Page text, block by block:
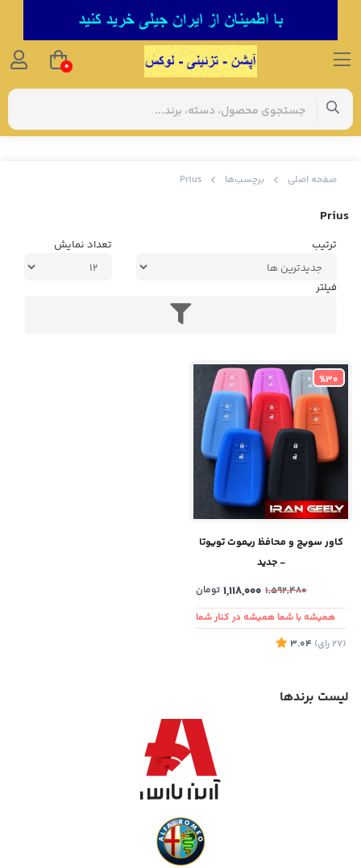
صفحه اصلی برچسب‌ها Prius
Prius
ترتیب تعداد نمایش
فیلتر
%30
کاور سویچ و محافظ ریموت تویوتا
- جدید
1,592,480
1,118,000 تومان
همیشه با شما همیشه در کنار شما
(27
رای)
3.04
لیست برندها
0